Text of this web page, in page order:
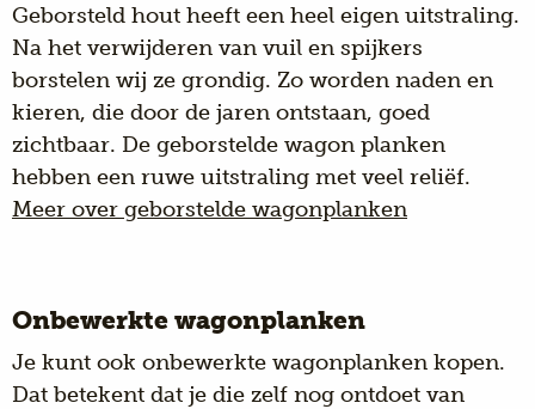
Geborsteld hout heeft een heel eigen uitstraling.
Na het verwijderen van vuil en spijkers
borstelen wij ze grondig. Zo worden naden en
kieren, die door de jaren ontstaan, goed
zichtbaar. De geborstelde wagon planken
hebben een ruwe uitstraling met veel reliëf.
Meer over geborstelde wagonplanken
Onbewerkte wagonplanken
Je kunt ook onbewerkte wagonplanken kopen.
Dat betekent dat je die zelf nog ontdoet van